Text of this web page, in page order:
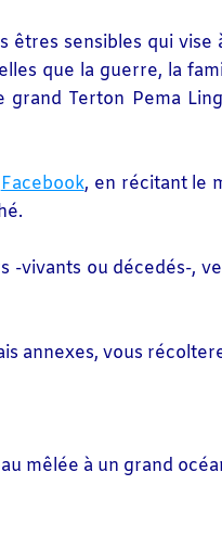
êtres sensibles qui
que la guerre, la
Terton Pema
Facebook, en récitant le
-vivants ou décedés-,
annexes, vous
mêlée à un grand